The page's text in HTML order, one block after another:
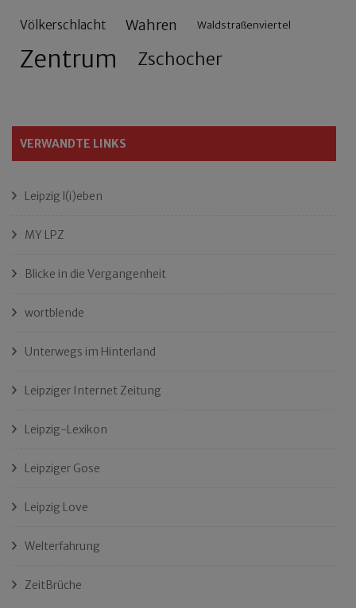
Völkerschlacht Wahren Waldstraßenviertel
Zentrum Zschocher
VERWANDTE LINKS
Leipzig l(i)eben
MY LPZ
Blicke in die Vergangenheit
wortblende
Unterwegs im Hinterland
Leipziger Internet Zeitung
Leipzig-Lexikon
Leipziger Gose
Leipzig Love
Welterfahrung
ZeitBrüche